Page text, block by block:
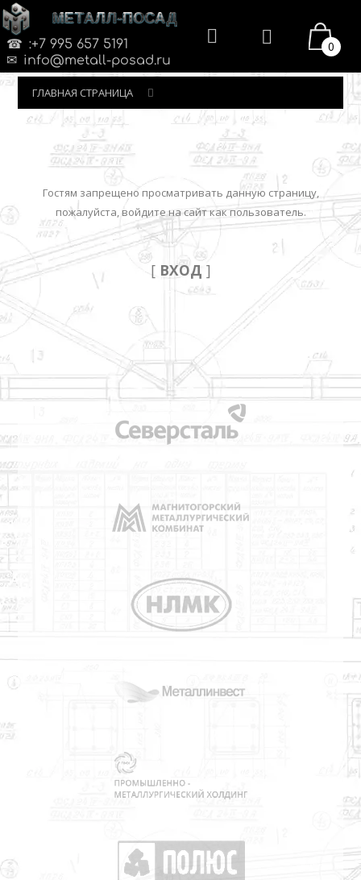
МЕТАЛЛ-ПОСАД
:+7 995 657 5191
info@metall-posad.ru
0
ГЛАВНАЯ СТРАНИЦА
Гостям запрещено просматривать данную страницу,
пожалуйста, войдите на сайт как пользователь.
[ ВХОД ]